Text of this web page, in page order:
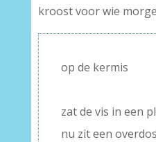
kroost voor wie
op de kermis
zat de vis in een
nu zit een